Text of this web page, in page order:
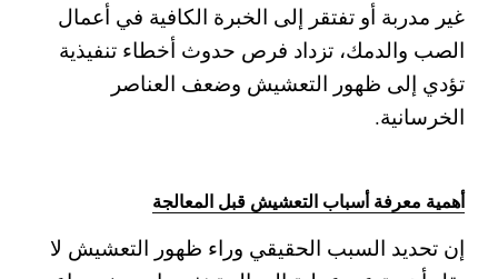
غير مدربة أو تفتقر إلى الخبرة الكافية في أعمال
الصب والدمك، تزداد فرص حدوث أخطاء تنفيذية
تؤدي إلى ظهور التعشيش وضعف العناصر
الخرسانية.
أهمية معرفة أسباب التعشيش قبل المعالجة
إن تحديد السبب الحقيقي وراء ظهور التعشيش لا